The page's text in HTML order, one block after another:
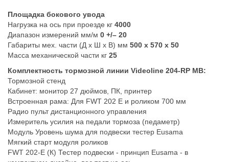
Площадка бокового увода
Нагрузка на ось при проезде кг 4000
Диапазон измерений мм/м 0 +/– 20
Габариты мех. части (Д х Ш х В) мм 500 x 570 x 50
Масса механической части кг 25
Комплектность тормозной линии Videoline 204-RP MB:
Тормозной стенд
Кабинет: монитор 27 дюймов, ПК, принтер
Встроенная рама: Для FWT 202 E и роликом 700 мм
Радио пульт дистанционного управления
Измеритель усилия на педали тормоза (педаметр)
Модуль Уровень шума для подвески тестер Eusama
Мягкий старт модуля роликов
FWT 202-Е (К) Тестер подвески - принцип Eusama - в